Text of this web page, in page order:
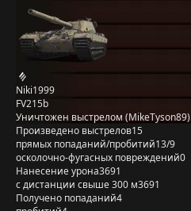
Niki1999
FV215b
Уничтожен выстрелом (MikeTyson89)
Произведено выстрелов15
прямых попаданий/пробитий13/9
осколочно-фугасных повреждений0
Нанесение урона3691
с дистанции свыше 300 м3691
Получено попаданий4